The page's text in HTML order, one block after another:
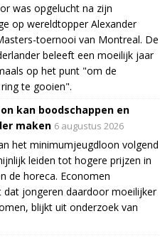
was opgelucht na zijn
op wereldtopper Alexander
toernooi van Montreal. De
beleeft een moeilijk jaar
op het punt "om de
te gooien".
kan boodschappen en
maken 6 augustus 2026
het minimumjeugdloon volgend
leiden tot hogere prijzen in
de horeca. Economen
dat jongeren daardoor moeilijker
blijkt uit onderzoek van